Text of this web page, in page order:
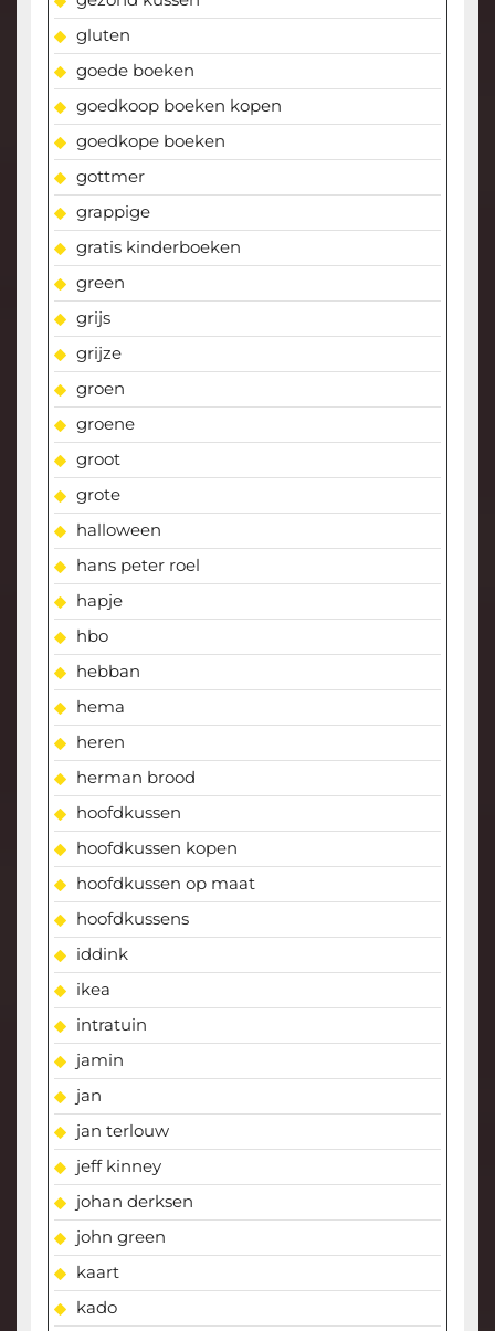
gluten
goede boeken
goedkoop boeken kopen
goedkope boeken
gottmer
grappige
gratis kinderboeken
green
grijs
grijze
groen
groene
groot
grote
halloween
hans peter roel
hapje
hbo
hebban
hema
heren
herman brood
hoofdkussen
hoofdkussen kopen
hoofdkussen op maat
hoofdkussens
iddink
ikea
intratuin
jamin
jan
jan terlouw
jeff kinney
johan derksen
john green
kaart
kado